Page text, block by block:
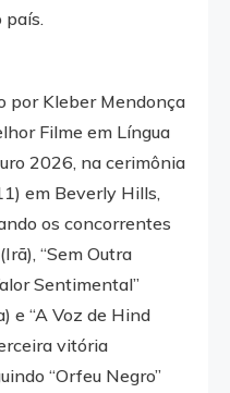
país.
por Kleber Mendonça
Filme em Língua
2026, na cerimônia
em Beverly Hills,
os concorrentes
“Sem Outra
Sentimental”
e “A Voz de Hind
vitória
“Orfeu Negro”